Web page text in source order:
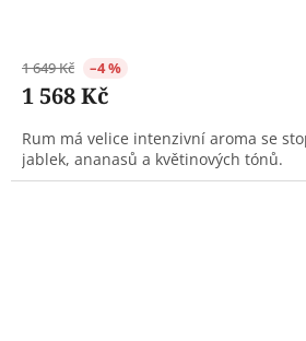
1 649 Kč –4 %
1 568 Kč
Rum má velice intenzivní aroma se
jablek, ananasů a květinových tónů.